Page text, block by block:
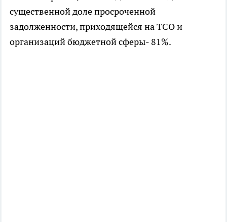
существенной доле просроченной
задолженности, приходящейся на ТСО и
организаций бюджетной сферы- 81%.